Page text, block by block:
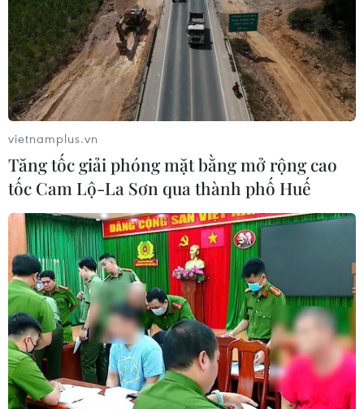
TIN CÙNG CHUYÊN MỤC
ASC 2026: Tiếp lửa đam mê khoa học
cho thế hệ trẻ Việt Nam
04/08/2026 14:08
Nghị quyết của Bộ Chính trị về công
tác người Việt Nam ở nước ngoài
04/08/2026 12:08
vietnamplus.vn
Tăng tốc giải phóng mặt bằng mở rộng cao
tốc Cam Lộ-La Sơn qua thành phố Huế